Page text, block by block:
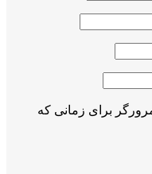
برای زمانی که